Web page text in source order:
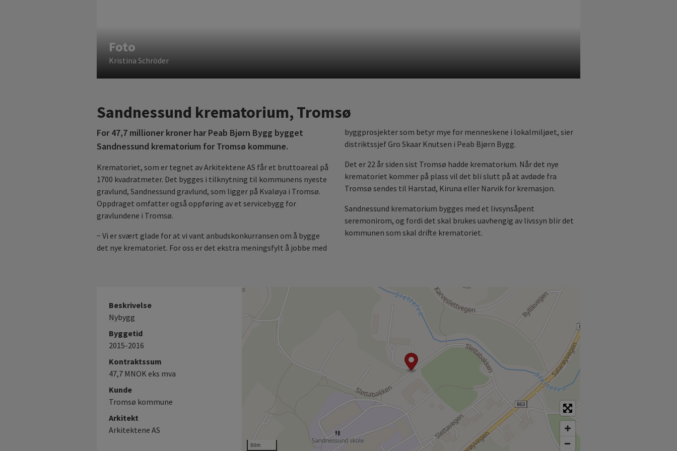
Foto
Kristina Schröder
Sandnessund krematorium, Tromsø
For 47,7 millioner kroner har Peab Bjørn Bygg bygget
Sandnessund krematorium for Tromsø kommune.
Krematoriet, som er tegnet av Arkitektene AS får et bruttoareal på
1700 kvadratmeter. Det bygges i tilknytning til kommunens nyeste
gravlund, Sandnessund gravlund, som ligger på Kvaløya i Tromsø.
Oppdraget omfatter også oppføring av et servicebygg for
gravlundene i Tromsø.
− Vi er svært glade for at vi vant anbudskonkurransen om å bygge
det nye krematoriet. For oss er det ekstra meningsfylt å jobbe med
byggprosjekter som betyr mye for menneskene i lokalmiljøet, sier
distriktssjef Gro Skaar Knutsen i Peab Bjørn Bygg.
Det er 22 år siden sist Tromsø hadde krematorium. Når det nye
krematoriet kommer på plass vil det bli slutt på at avdøde fra
Tromsø sendes til Harstad, Kiruna eller Narvik for kremasjon.
Sandnessund krematorium bygges med et livsynsåpent
seremonirom, og fordi det skal brukes uavhengig av livssyn blir det
kommunen som skal drifte krematoriet.
Beskrivelse
Nybygg
Byggetid
2015-2016
Kontraktssum
47,7 MNOK eks mva
Kunde
Tromsø kommune
Arkitekt
Arkitektene AS
50m